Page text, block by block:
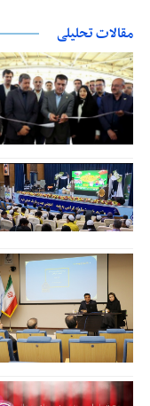
مقالات تحلیلی